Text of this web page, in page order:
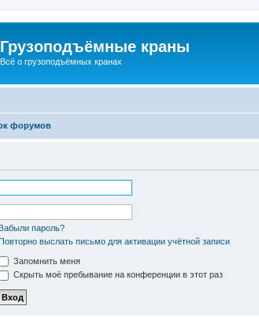
Грузоподъёмные краны
Всё о грузоподъёмных кранах
форумов
пароль?
выслать письмо для активации учётной записи
Запомнить меня
Скрыть моё пребывание на конференции в этот раз